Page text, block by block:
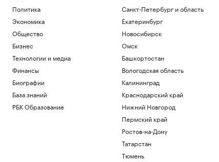
Политика
Экономика
Общество
Бизнес
Технологии и медиа
Финансы
Биографии
База знаний
РБК Образование
Санкт-Петербург и область
Екатеринбург
Новосибирск
Омск
Башкортостан
Вологодская область
Калининград
Краснодарский край
Нижний Новгород
Пермский край
Ростов-на-Дону
Татарстан
Тюмень